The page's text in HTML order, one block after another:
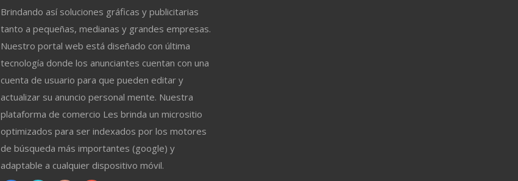
Brindando así soluciones gráficas y publicitarias
tanto a pequeñas, medianas y grandes empresas.
Nuestro portal web está diseñado con última
tecnología donde los anunciantes cuentan con una
cuenta de usuario para que pueden editar y
actualizar su anuncio personal mente. Nuestra
plataforma de comercio Les brinda un micrositio
optimizados para ser indexados por los motores
de búsqueda más importantes (google) y
adaptable a cualquier dispositivo móvil.